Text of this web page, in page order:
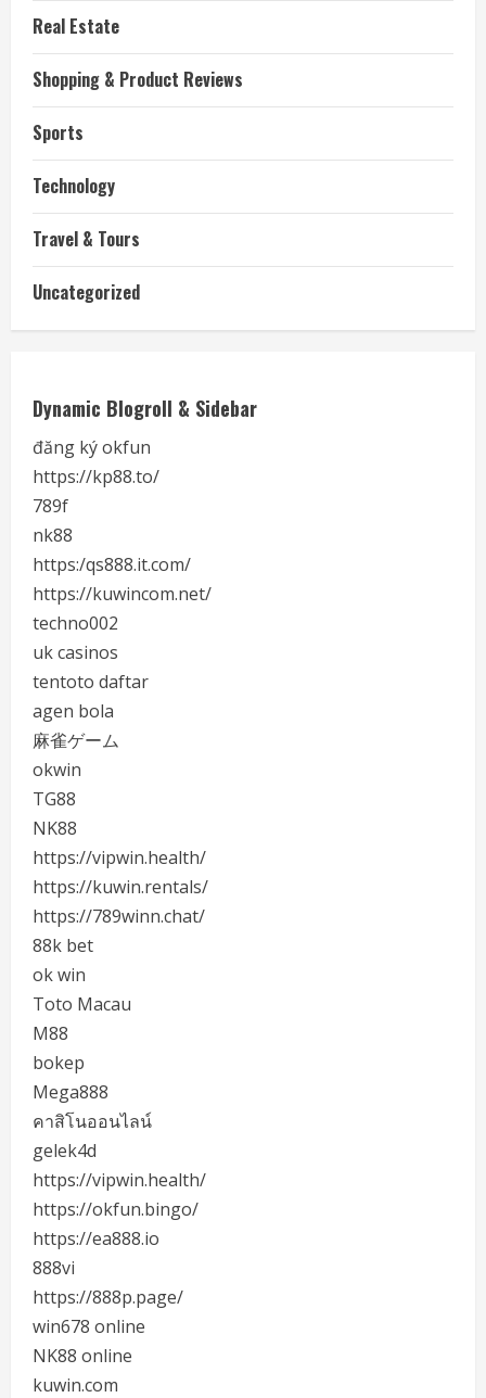
Real Estate
Shopping & Product Reviews
Sports
Technology
Travel & Tours
Uncategorized
Dynamic Blogroll & Sidebar
đăng ký okfun
https://kp88.to/
789f
nk88
https:/qs888.it.com/
https://kuwincom.net/
techno002
uk casinos
tentoto daftar
agen bola
麻雀ゲーム
okwin
TG88
NK88
https://vipwin.health/
https://kuwin.rentals/
https://789winn.chat/
88k bet
ok win
Toto Macau
M88
bokep
Mega888
คาสิโนออนไลน์
gelek4d
https://vipwin.health/
https://okfun.bingo/
https://ea888.io
888vi
https://888p.page/
win678 online
NK88 online
kuwin.com